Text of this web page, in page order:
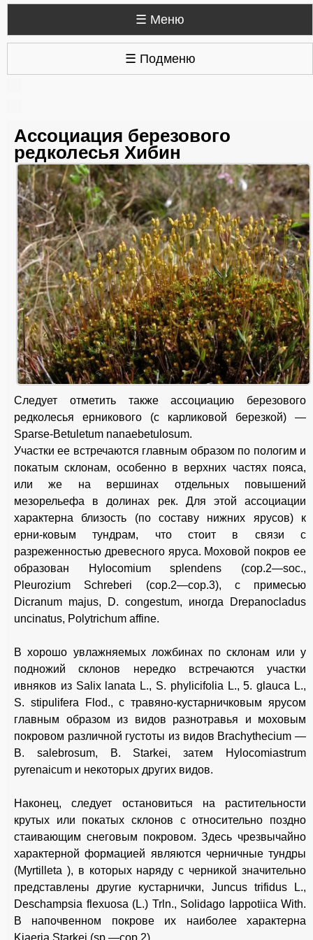
☰ Меню
☰ Подменю
Ассоциация березового
редколесья Хибин
Следует отметить также ассоциацию березового
редколесья ерникового (с карликовой березкой) —
Sparse-Betuletum nanaebetulosum.
Участки ее встречаются главным образом по пологим и
покатым склонам, особенно в верхних частях пояса,
или же на вершинах отдельных повышений
мезорельефа в долинах рек. Для этой ассоциации
характерна близость (по составу нижних ярусов) к
ерни-ковым тундрам, что стоит в связи с
разреженностью древесного яруса. Моховой покров ее
образован Hylocomium splendens (сор.2—soc.,
Pleurozium Schreberi (cop.2—cop.3), с примесью
Dicranum majus, D. congestum, иногда Drepanocladus
uncinatus, Polytrichum affine.
В хорошо увлажняемых ложбинах по склонам или у
подножий склонов нередко встречаются участки
ивняков из Salix lanata L., S. phylicifolia L., 5. glauca L.,
S. stipulifera Flod., с травяно-кустарничковым ярусом
главным образом из видов разнотравья и моховым
покровом различной густоты из видов Brachythecium —
В. salebrosum, В. Starkei, затем Hylocomiastrum
pyrenaicum и некоторых других видов.
Наконец, следует остановиться на растительности
крутых или покатых склонов с относительно поздно
стаивающим снеговым покровом. Здесь чрезвычайно
характерной формацией являются черничные тундры
(Myrtilleta ), в которых наряду с черникой значительно
представлены другие кустарнички, Juncus trifidus L.,
Deschampsia flexuosa (L.) Trln., Solidago lappotiica With.
В напочвенном покрове их наиболее характерна
Kiaeria Starkei (sp.—сор.2).